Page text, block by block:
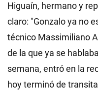
Higuaín, hermano y
claro: "Gonzalo ya no
técnico Massimiliano
de la que ya se
semana, entró en la
hoy terminó de